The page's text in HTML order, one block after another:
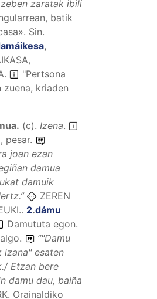
zaratak ibili
batik
Sin.
,
.
"Pertsona
kriaden
. (c). Izena.
pesar.
joan ezan
damua
damuik
ZEREN
2.dámu
Damututa egon.
“"Damu
izana" esaten
Etzan bere
damu dau, baiña
Orainaldiko